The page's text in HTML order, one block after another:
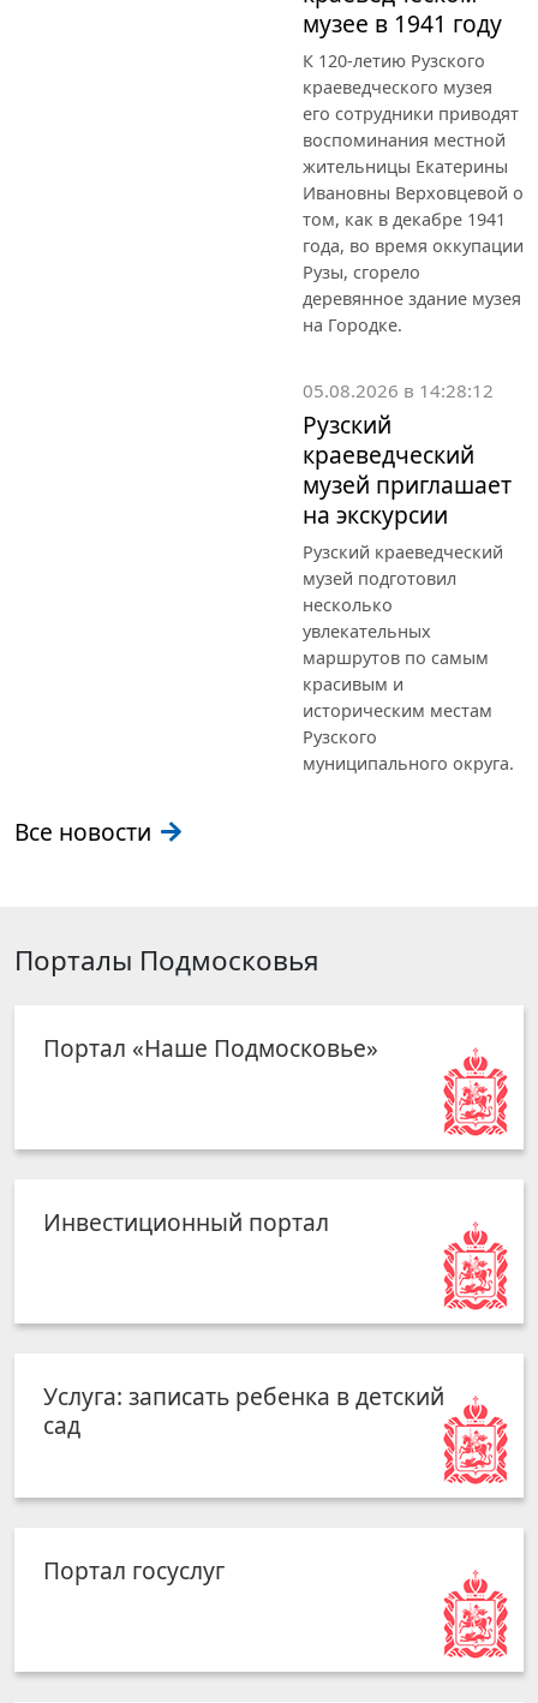
музее в 1941 году
К 120-летию Рузского
краеведческого музея
его сотрудники приводят
воспоминания местной
жительницы Екатерины
Ивановны Верховцевой о
том, как в декабре 1941
года, во время оккупации
Рузы, сгорело
деревянное здание музея
на Городке.
05.08.2026 в 14:28:12
Рузский
краеведческий
музей приглашает
на экскурсии
Рузский краеведческий
музей подготовил
несколько
увлекательных
маршрутов по самым
красивым и
историческим местам
Рузского
муниципального округа.
Все новости
Порталы Подмосковья
Портал «Наше Подмосковье»
Инвестиционный портал
Услуга: записать ребенка в детский
сад
Портал госуслуг